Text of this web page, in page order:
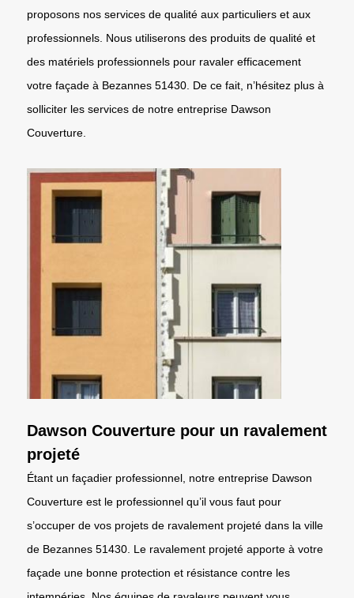
proposons nos services de qualité aux particuliers et aux
professionnels. Nous utiliserons des produits de qualité et
des matériels professionnels pour ravaler efficacement
votre façade à Bezannes 51430. De ce fait, n’hésitez plus à
solliciter les services de notre entreprise Dawson
Couverture.
Dawson Couverture pour un ravalement
projeté
Étant un façadier professionnel, notre entreprise Dawson
Couverture est le professionnel qu’il vous faut pour
s’occuper de vos projets de ravalement projeté dans la ville
de Bezannes 51430. Le ravalement projeté apporte à votre
façade une bonne protection et résistance contre les